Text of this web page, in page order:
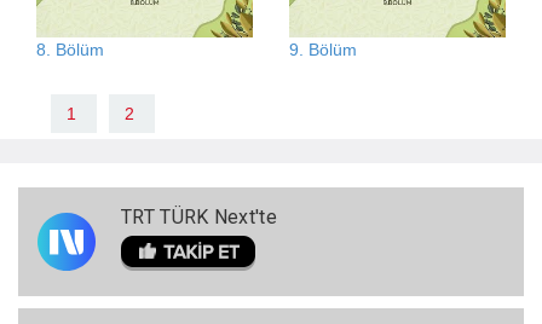
8. Bölüm 9. Bölüm
1 2
TRT TÜRK Next'te